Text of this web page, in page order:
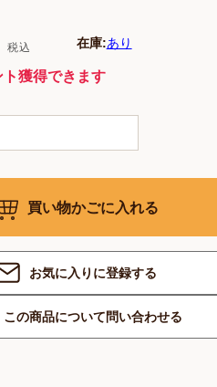
税込 在庫:あり
獲得できます
買い物かごに入れる
お気に入りに登録する
この商品について問い合わせる